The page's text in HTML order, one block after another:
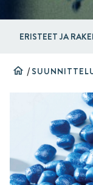
ERISTEET JA
home /